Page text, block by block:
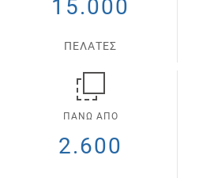
15.000
ΠΕΛΑΤΕΣ
ΠΑΝΩ ΑΠΟ
2.600